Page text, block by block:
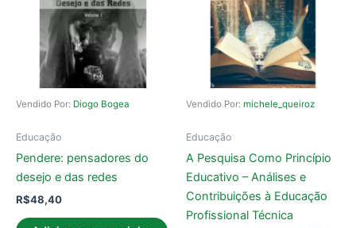
Vendido Por: Diogo Bogea
Educação
Pendere: pensadores do
desejo e das redes
R$48,40
Vendido Por: michele_queiroz
Educação
A Pesquisa Como Princípio
Educativo – Análises e
Contribuições à Educação
Profissional Técnica